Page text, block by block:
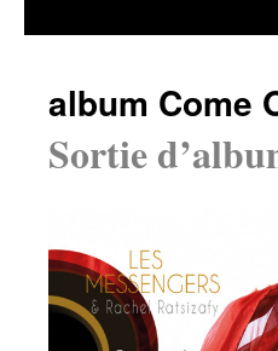
album Come
Sortie